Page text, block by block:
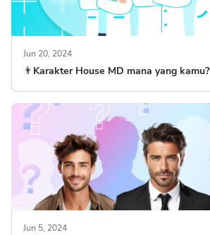
Jun 20, 2024
👨‍Karakter House MD mana yang kamu?
Jun 5, 2024